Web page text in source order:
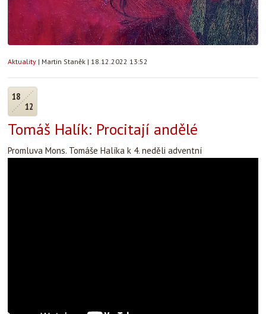
Aktuality | Martin Staněk | 18.12.2022 13:52
18
12
Tomáš Halík: Procitají andělé
Promluva Mons. Tomáše Halíka k 4. neděli adventní